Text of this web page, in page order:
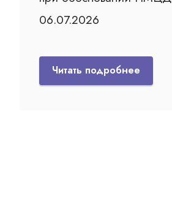
06.07.2026
Читать подробнее